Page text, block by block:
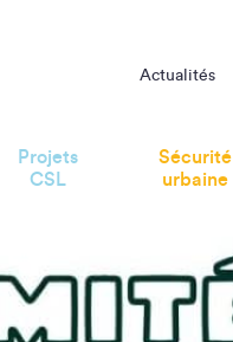
Actualités
Projets
CSL
Sécurité
urbaine